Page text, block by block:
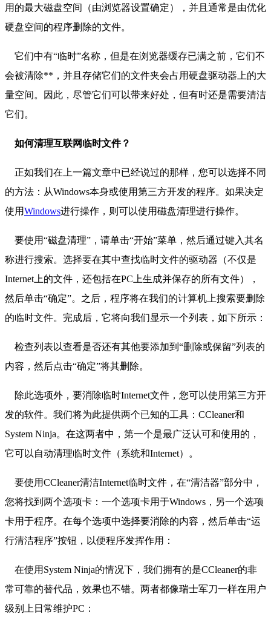
用的最大磁盘空间（由浏览器设置确定），并且通常是由优化
硬盘空间的程序删除的文件。
它们中有“临时”名称，但是在浏览器缓存已满之前，它们不
会被清除**，并且存储它们的文件夹会占用硬盘驱动器上的大
量空间。因此，尽管它们可以带来好处，但有时还是需要清洁
它们。
如何清理互联网临时文件？
正如我们在上一篇文章中已经说过的那样，您可以选择不同
的方法：从Windows本身或使用第三方开发的程序。如果决定
使用Windows进行操作，则可以使用磁盘清理进行操作。
要使用“磁盘清理”，请单击“开始”菜单，然后通过键入其名
称进行搜索。选择要在其中查找临时文件的驱动器（不仅是
Internet上的文件，还包括在PC上生成并保存的所有文件），
然后单击“确定”。之后，程序将在我们的计算机上搜索要删除
的临时文件。完成后，它将向我们显示一个列表，如下所示：
检查列表以查看是否还有其他要添加到“删除或保留”列表的
内容，然后点击“确定”将其删除。
除此选项外，要消除临时Internet文件，您可以使用第三方开
发的软件。我们将为此提供两个已知的工具：CCleaner和
System Ninja。在这两者中，第一个是最广泛认可和使用的，
它可以自动清理临时文件（系统和Internet）。
要使用CCleaner清洁Internet临时文件，在“清洁器”部分中，
您将找到两个选项卡：一个选项卡用于Windows，另一个选项
卡用于程序。在每个选项中选择要消除的内容，然后单击“运
行清洁程序”按钮，以便程序发挥作用：
在使用System Ninja的情况下，我们拥有的是CCleaner的非
常可靠的替代品，效果也不错。两者都像瑞士军刀一样在用户
级别上日常维护PC：